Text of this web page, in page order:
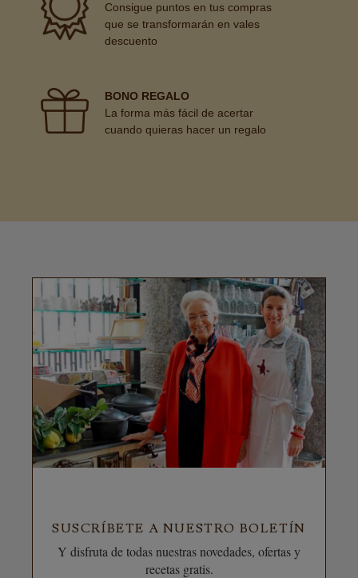
Consigue puntos en tus compras
que se transformarán en vales
descuento
BONO REGALO
La forma más fácil de acertar
cuando quieras hacer un regalo
SUSCRÍBETE A NUESTRO BOLETÍN
Y disfruta de todas nuestras novedades, ofertas y
recetas gratis.